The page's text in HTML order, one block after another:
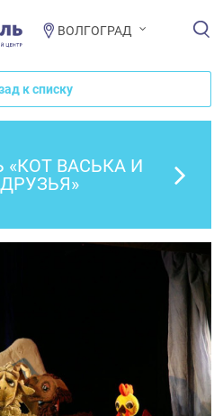
ВОЛГОГРАД
к списку
«КОТ ВАСЬКА И